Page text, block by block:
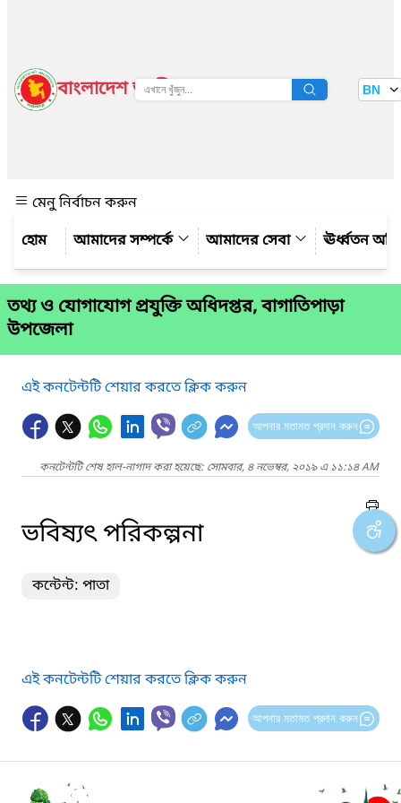
বাংলাদেশ জাতীয় তথ্য বাতায়ন BN
মেনু নির্বাচন করুন
আমাদের সম্পর্কে
আমাদের সেবা ঊর্ধ্বতন
তথ্য ও যোগাযোগ প্রযুক্তি অধিদপ্তর, বাগাতিপাড়া
উপজেলা
এই কনটেন্টটি শেয়ার করতে ক্লিক করুন
আপনার মতামত প্রদান করুন
কনটেন্টটি শেষ হাল-নাগাদ করা হয়েছে: সোমবার, ৪ নভেম্বর, ২০১৯ এ ১১:১৪ AM
ভবিষ্যৎ পরিকল্পনা
কন্টেন্ট: পাতা
এই কনটেন্টটি শেয়ার করতে ক্লিক করুন
আপনার মতামত প্রদান করুন